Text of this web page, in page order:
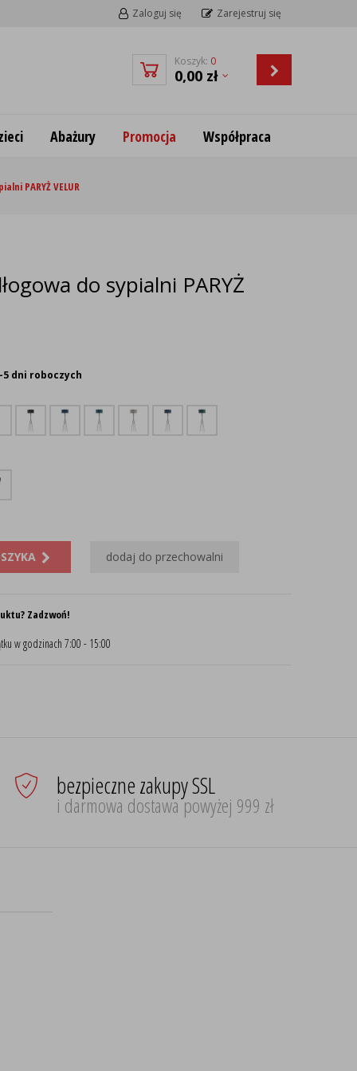
Zaloguj się Zarejestruj się
Koszyk: 0
0,00 zł
Abażury Promocja Współpraca
PARYŻ VELUR
do sypialni PARYŻ
5 dni roboczych
dodaj do przechowalni
Zadzwoń!
w godzinach 7:00 - 15:00
bezpieczne zakupy SSL
i darmowa dostawa powyżej 999 zł